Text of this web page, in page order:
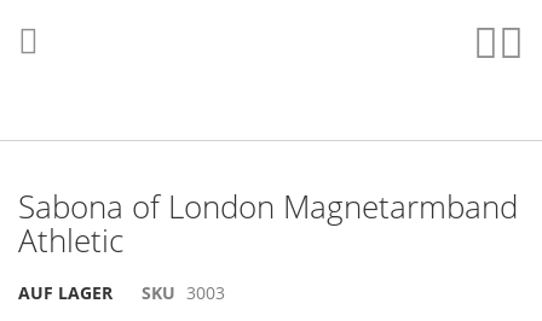
zum
Inhalt
Sabona of London Magnetarmband
Athletic
AUF LAGER SKU 3003
Skip
Skip